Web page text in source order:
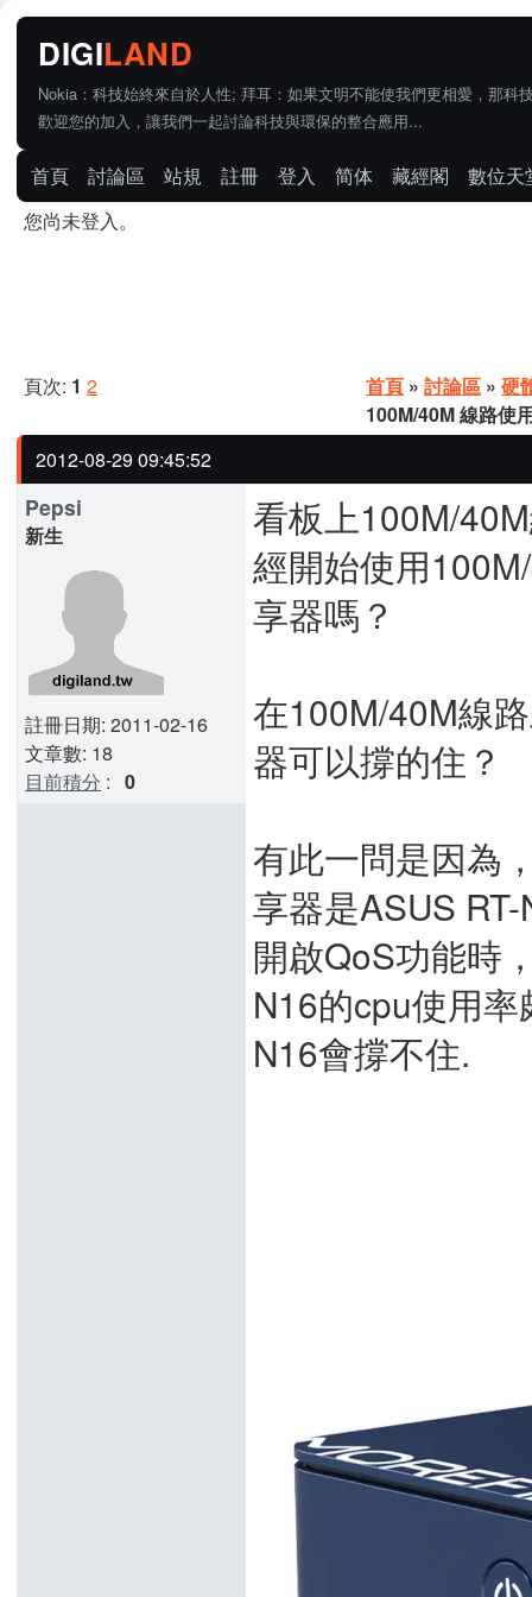
Nokia：科技始終來自於人性; 拜耳：如果文明不能使我們更相愛，那科
歡迎您的加入，讓我們一起討論科技與環保的整合應用...
首頁 討論區 站規 註冊 登入 简体 藏經閣
數位天
您尚未登入。
頁次: 1 2 首頁 » 討論區 » 硬
100M/40M 線路使
2012-08-29 09:45:52
Pepsi
新生
註冊日期: 2011-02-16
文章數: 18
目前積分 : 0
看板上100M/
經開始使用
享器嗎？
在100M/40M線
器可以撐的住？
有此一問是因為
享器是ASUS
開啟QoS功能時
N16的cpu使用
N16會撐不住.